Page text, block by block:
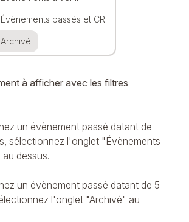
Évènements passés et CR
Archivé
à afficher avec les filtres
un évènement passé datant de
sélectionnez l'onglet "Évènements
dessus.
un évènement passé datant de 5
l'onglet "Archivé" au